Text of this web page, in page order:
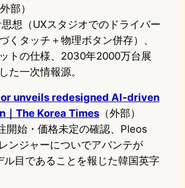
外部）
想（UXスタジオでのドライバー
くタッチ＋物理ボタン併存）、
トの仕様、2030年2000万台展
た一次情報源。
unveils redesigned AI-driven
｜The Korea Times （外部）
開始・価格未定の確認、Pleos
ンジャーについでアバンテが
ル目であることを報じた韓国英字